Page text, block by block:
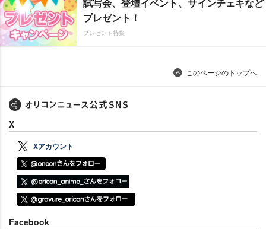
試写会、登壇イベント、サインチェキなど
プレゼント！
プレゼント特集
このページのトップへ
X
Xアカウント
Facebook